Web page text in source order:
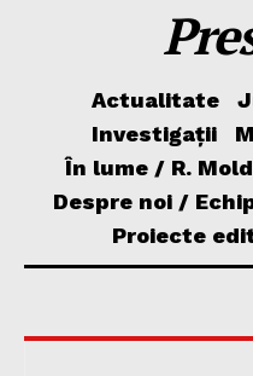
Actualitate
Investigații
În lume / R.
Despre noi /
Proiecte